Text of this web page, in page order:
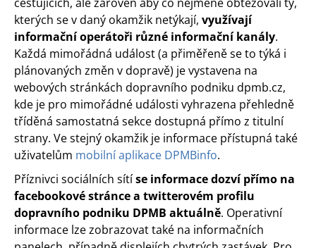
kterých se v daný okamžik netýkají, využívají
informační operátoři různé informační kanály.
Každá mimořádná událost (a přiměřeně se to týká i
plánovaných změn v dopravě) je vystavena na
webových stránkách dopravního podniku dpmb.cz,
kde je pro mimořádné události vyhrazena přehledně
tříděná samostatná sekce dostupná přímo z titulní
strany. Ve stejný okamžik je informace přístupná také
uživatelům mobilní aplikace DPMBinfo.
Příznivci sociálních sítíse informace dozví přímo na
facebookové stránce a twitterovém profilu
dopravního podniku DPMB aktuálně. Operativní
informace lze zobrazovat také na informačních